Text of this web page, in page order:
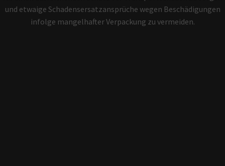
und etwaige Schadensersatzansprüche wegen Beschädigungen
infolge mangelhafter Verpackung zu vermeiden.